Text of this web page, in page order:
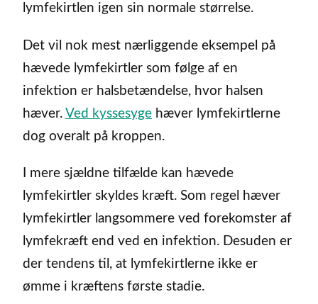
lymfekirtlen igen sin normale størrelse.
Det vil nok mest nærliggende eksempel på
hævede lymfekirtler som følge af en
infektion er halsbetændelse, hvor halsen
hæver. Ved kyssesyge hæver lymfekirtlerne
dog overalt på kroppen.
I mere sjældne tilfælde kan hævede
lymfekirtler skyldes kræft. Som regel hæver
lymfekirtler langsommere ved forekomster af
lymfekræft end ved en infektion. Desuden er
der tendens til, at lymfekirtlerne ikke er
ømme i kræftens første stadie.